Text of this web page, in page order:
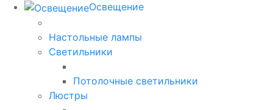
Освещение
Настольные лампы
Светильники
Потолочные светильники
Люстры